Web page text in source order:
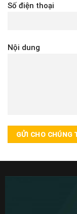
Số điện thoại
Nội dung